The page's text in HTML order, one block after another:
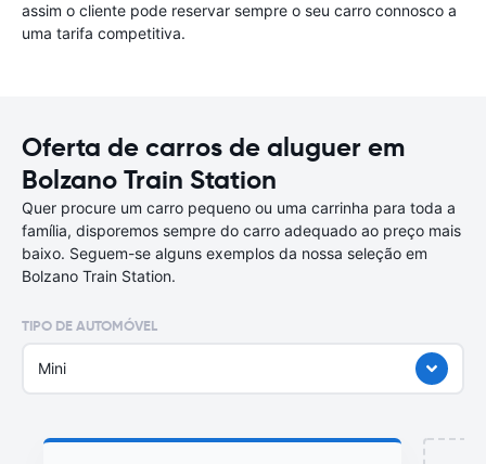
assim o cliente pode reservar sempre o seu carro connosco a
uma tarifa competitiva.
Oferta de carros de aluguer em
Bolzano Train Station
Quer procure um carro pequeno ou uma carrinha para toda a
família, disporemos sempre do carro adequado ao preço mais
baixo. Seguem-se alguns exemplos da nossa seleção em
Bolzano Train Station.
TIPO DE AUTOMÓVEL
Mini